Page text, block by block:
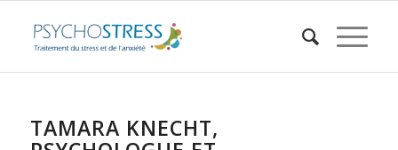
TAMARA KNECHT,